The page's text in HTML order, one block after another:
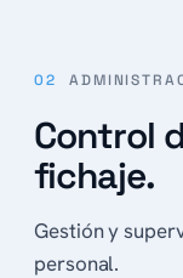
02
Control
fichaje.
Gestión y
personal.